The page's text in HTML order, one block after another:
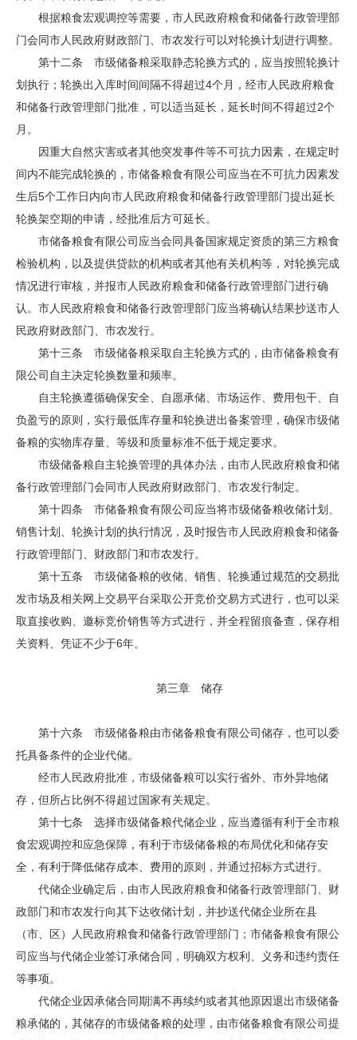
根据粮食宏观调控等需要，市人民政府粮食和储备行政管理部
门会同市人民政府财政部门、市农发行可以对轮换计划进行调整。
第十二条 市级储备粮采取静态轮换方式的，应当按照轮换计
划执行；轮换出入库时间间隔不得超过4个月，经市人民政府粮食
和储备行政管理部门批准，可以适当延长，延长时间不得超过2个
月。
因重大自然灾害或者其他突发事件等不可抗力因素，在规定时
间内不能完成轮换的，市储备粮食有限公司应当在不可抗力因素发
生后5个工作日内向市人民政府粮食和储备行政管理部门提出延长
轮换架空期的申请，经批准后方可延长。
市储备粮食有限公司应当会同具备国家规定资质的第三方粮食
检验机构，以及提供贷款的机构或者其他有关机构等，对轮换完成
情况进行审核，并报市人民政府粮食和储备行政管理部门进行确
认。市人民政府粮食和储备行政管理部门应当将确认结果抄送市人
民政府财政部门、市农发行。
第十三条 市级储备粮采取自主轮换方式的，由市储备粮食有
限公司自主决定轮换数量和频率。
自主轮换遵循确保安全、自愿承储、市场运作、费用包干、自
负盈亏的原则，实行最低库存量和轮换进出备案管理，确保市级储
备粮的实物库存量、等级和质量标准不低于规定要求。
市级储备粮自主轮换管理的具体办法，由市人民政府粮食和储
备行政管理部门会同市人民政府财政部门、市农发行制定。
第十四条 市储备粮食有限公司应当将市级储备粮收储计划、
销售计划、轮换计划的执行情况，及时报告市人民政府粮食和储备
行政管理部门、财政部门和市农发行。
第十五条 市级储备粮的收储、销售、轮换通过规范的交易批
发市场及相关网上交易平台采取公开竞价交易方式进行，也可以采
取直接收购、邀标竞价销售等方式进行，并全程留痕备查，保存相
关资料、凭证不少于6年。
第三章 储存
第十六条 市级储备粮由市储备粮食有限公司储存，也可以委
托具备条件的企业代储。
经市人民政府批准，市级储备粮可以实行省外、市外异地储
存，但所占比例不得超过国家有关规定。
第十七条 选择市级储备粮代储企业，应当遵循有利于全市粮
食宏观调控和应急保障，有利于市级储备粮的布局优化和储存安
全，有利于降低储存成本、费用的原则，并通过招标方式进行。
代储企业确定后，由市人民政府粮食和储备行政管理部门、财
政部门和市农发行向其下达收储计划，并抄送代储企业所在县
（市、区）人民政府粮食和储备行政管理部门；市储备粮食有限公
司应当与代储企业签订承储合同，明确双方权利、义务和违约责任
等事项。
代储企业因承储合同期满不再续约或者其他原因退出市级储备
粮承储的，其储存的市级储备粮的处理，由市储备粮食有限公司提